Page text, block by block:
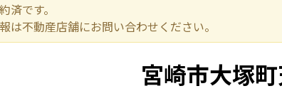
済です。
は不動産店舗にお問い合わせください。
宮崎市大塚